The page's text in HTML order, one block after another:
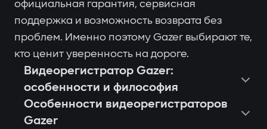
официальная гарантия, сервисная
поддержка и возможность возврата без
проблем. Именно поэтому Gazer выбирают те,
кто ценит уверенность на дороге.
Видеорегистратор Gazer:
особенности и философия
Особенности видеорегистраторов
Gazer